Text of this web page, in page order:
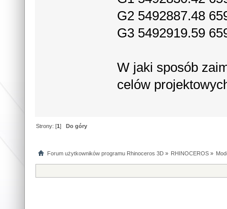
G2 5492887.48
G3 5492919.59
W jaki sposób
celów
Strony: [1]Do góry
Forum użytkowników programu Rhinoceros 3D» RHINOCEROS»